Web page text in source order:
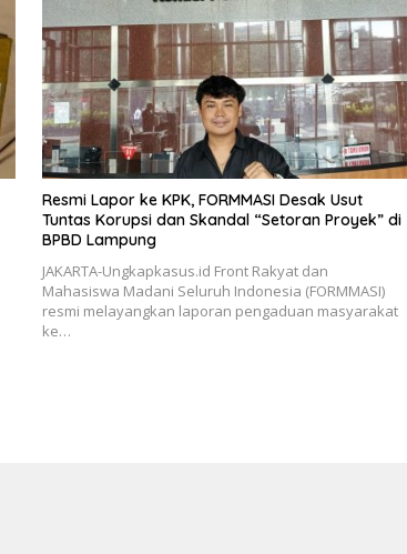
Resmi Lapor ke KPK, FORMMASI Desak Usut
Tuntas Korupsi dan Skandal “Setoran Proyek” di
BPBD Lampung
JAKARTA-Ungkapkasus.id Front Rakyat dan
Mahasiswa Madani Seluruh Indonesia (FORMMASI)
resmi melayangkan laporan pengaduan masyarakat
ke…